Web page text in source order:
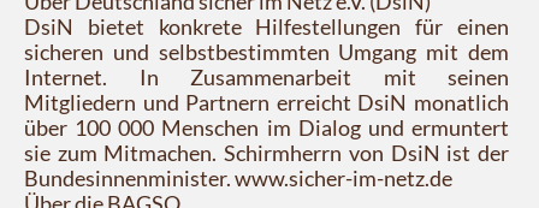
DsiN bietet konkrete Hilfestellungen für einen
sicheren und selbstbestimmten Umgang mit dem
Internet. In Zusammenarbeit mit seinen
Mitgliedern und Partnern erreicht DsiN monatlich
über 100 000 Menschen im Dialog und ermuntert
sie zum Mitmachen. Schirmherrn von DsiN ist der
Bundesinnenminister. www.sicher-im-netz.de